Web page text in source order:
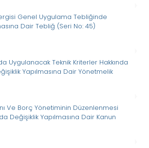
Genel Uygulama Tebliğinde
Dair Tebliğ (Seri No: 45)
Uygulanacak Teknik Kriterler Hakkında
Yapılmasına Dair Yönetmelik
Ve Borç Yönetiminin Düzenlenmesi
Değişiklik Yapılmasına Dair Kanun